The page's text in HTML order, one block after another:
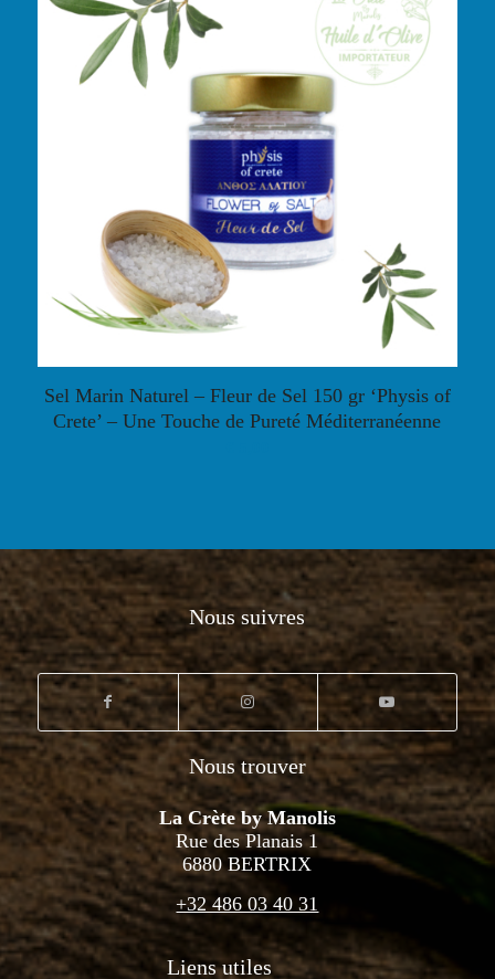
Sel Marin Naturel – Fleur de Sel 150 gr ‘Physis of
Crete’ – Une Touche de Pureté Méditerranéenne
Nous suivres
Nous trouver
La Crète by Manolis
Rue des Planais 1
6880 BERTRIX
+32 486 03 40 31
Liens utiles